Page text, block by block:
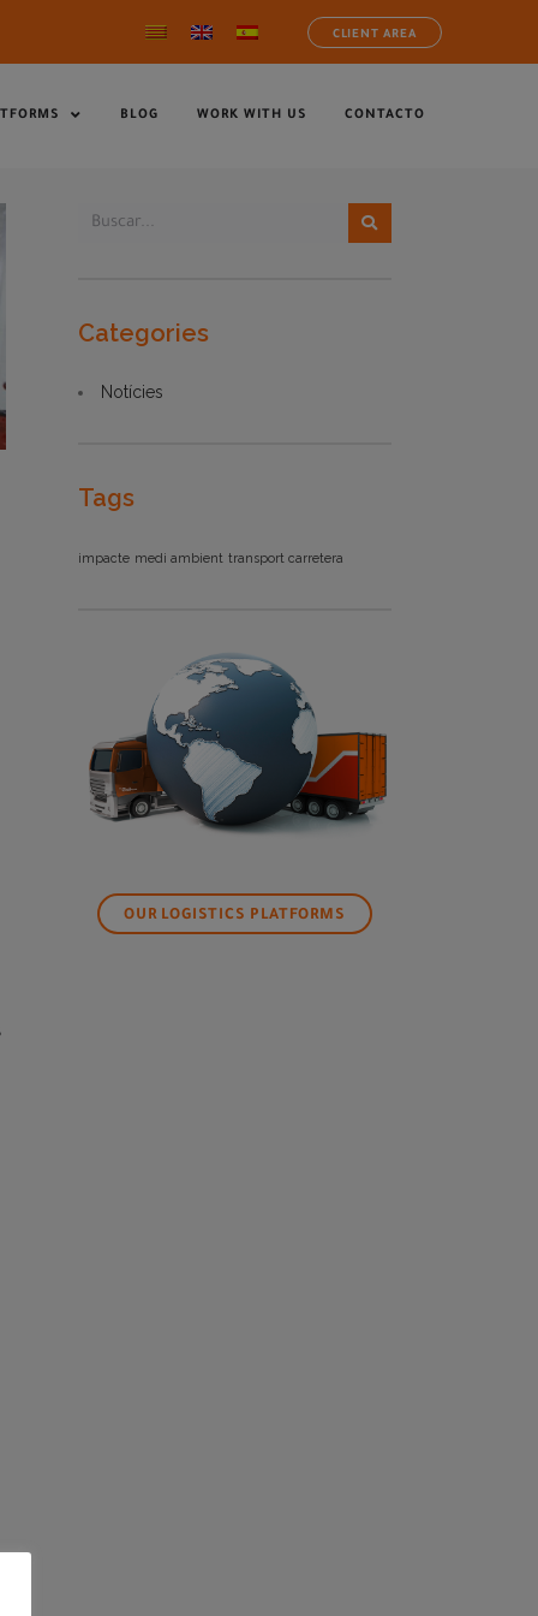
CLIENT AREA
BLOG WORK WITH US CONTACTO
Categories
Notícies
Tags
impacte medi ambient transport carretera
OUR LOGISTICS PLATFORMS